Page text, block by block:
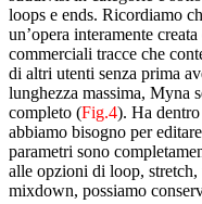
loops e ends. Ricordiamo
un’opera interamente
commerciali tracce che
di altri utenti senza prima
lunghezza massima, Myna
completo (Fig.4). Ha
abbiamo bisogno per
parametri sono
alle opzioni di loop,
mixdown, possiamo